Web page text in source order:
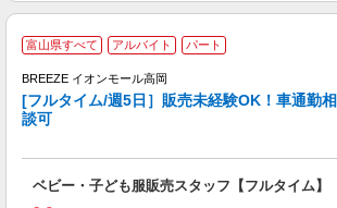
富山県すべて アルバイト パート
BREEZE イオンモール高岡
[フルタイム/週5日］販売未経験OK！車通勤相
談可
ベビー・子ども服販売スタッフ【フルタイム】